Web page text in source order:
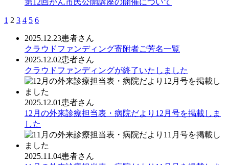
1 2 3 4 5 6
2025.12.23患者さん
クラウドファンディング寄附者ご芳名一覧
2025.12.02患者さん
クラウドファンディングが終了いたしました
2025.12.01 患者さん
12月の外来診療担当表・病院だより12月号を掲載しま
した
2025.11.04患者さん